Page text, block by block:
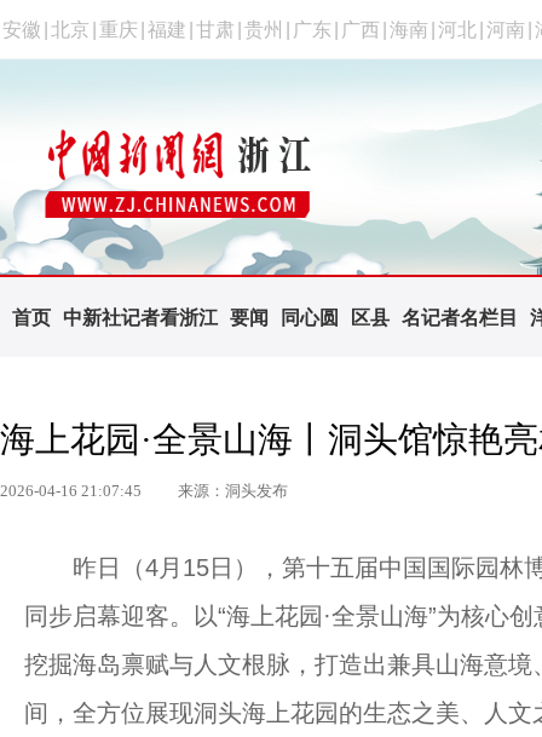
安徽 北京 重庆 福建 甘肃 贵州 广东 广西 海南 河北 河南
首页 中新社记者看浙江 要闻 同心圆 区县 名记者名栏目
海上花园·全景山海丨洞头馆惊艳
2026-04-16 21:07:45 来源：洞头发布
昨日（4月15日），第十五届中国国际园林
同步启幕迎客。以“海上花园·全景山海”为核心
挖掘海岛禀赋与人文根脉，打造出兼具山海意
间，全方位展现洞头海上花园的生态之美、人文